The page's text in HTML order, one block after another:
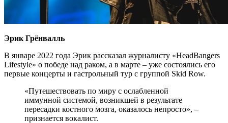
Эрик Грёнвалль
В январе 2022 года Эрик рассказал журналисту «HeadBangers
Lifestyle» о победе над раком, а в марте – уже состоялись его
первые концерты и гастрольный тур с группой Skid Row.
«Путешествовать по миру с ослабленной
иммунной системой, возникшей в результате
пересадки костного мозга, оказалось непросто», –
признается вокалист.